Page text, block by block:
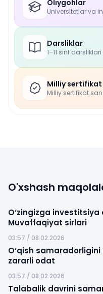
Oliygohlar
Universitetlar va
Darsliklar
1–11 sinf darsliklari
Milliy sertifikat
Milliy sertifikat
O'xshash
O‘zingizga investitsiya
Muvaffaqiyat sirlari
03:57 / 08.02.2026
O‘qish samaradorligini
zararli odat
03:57 / 08.02.2026
Talabalik davrini